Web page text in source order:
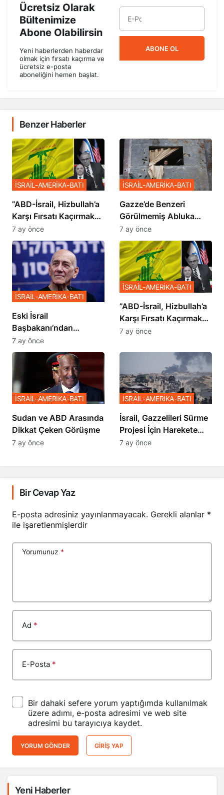
Ücretsiz Olarak
Bültenimize
Abone Olabilirsin
Yeni haberlerden haberdar
olmak için fırsatı kaçırma ve
ücretsiz e-posta
aboneliğini hemen başlat.
ABONE OL
Benzer Haberler
​​​​​​​”ABD-İsrail, Hizbullah’a
Karşı Fırsatı Kaçırmak
İstemiyor”
İSRAİL-AMERİKA-BATI
7 ay önce
​​​​​​​Gazze’de Benzeri
Görülmemiş Abluka
Planı
İSRAİL-AMERİKA-BATI
7 ay önce
Eski İsrail
Başbakanı’ndan
Netanyahu’ya Ağır
Sözler
İSRAİL-AMERİKA-BATI
7 ay önce
​​​​​​​”ABD-İsrail, Hizbullah’a
Karşı Fırsatı Kaçırmak
İstemiyor”
İSRAİL-AMERİKA-BATI
7 ay önce
Sudan ve ABD Arasında
Dikkat Çeken Görüşme
İSRAİL-AMERİKA-BATI
7 ay önce
İsrail, Gazzelileri Sürme
Projesi İçin Harekete
Geçti
İSRAİL-AMERİKA-BATI
7 ay önce
Bir Cevap Yaz
E-posta adresiniz yayınlanmayacak. Gerekli alanlar *
ile işaretlenmişlerdir
Yorumunuz *
Ad *
E-Posta *
Bir dahaki sefere yorum yaptığımda kullanılmak
üzere adımı, e-posta adresimi ve web site
adresimi bu tarayıcıya kaydet.
YORUM GÖNDER GIRIŞ YAP
Yeni Haberler